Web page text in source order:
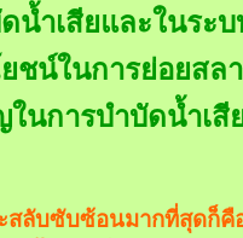
ำเสียและในระบ
น์ในการย่อยสลา
นการบำบัดน้ำเสี
สลับซับซ้อนมากที่สุดก็